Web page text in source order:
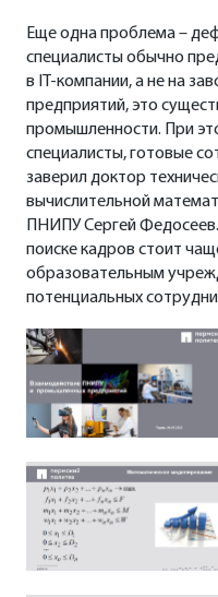
Еще одна проблема –
специалисты обычно
в IT-компании, а не на
предприятий, это
промышленности. При
специалисты, готовые
заверил доктор
вычислительной
ПНИПУ Сергей
поиске кадров стоит
образовательным
потенциальных